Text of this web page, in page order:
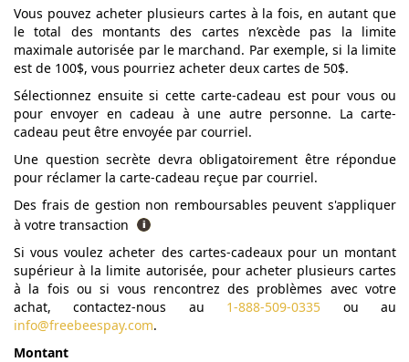
Vous pouvez acheter plusieurs cartes à la fois, en autant que
le total des montants des cartes n’excède pas la limite
maximale autorisée par le marchand. Par exemple, si la limite
est de 100$, vous pourriez acheter deux cartes de 50$.
Sélectionnez ensuite si cette carte-cadeau est pour vous ou
pour envoyer en cadeau à une autre personne. La carte-
cadeau peut être envoyée par courriel.
Une question secrète devra obligatoirement être répondue
pour réclamer la carte-cadeau reçue par courriel.
Des frais de gestion non remboursables peuvent s'appliquer
à votre transaction
Si vous voulez acheter des cartes-cadeaux pour un montant
supérieur à la limite autorisée, pour acheter plusieurs cartes
à la fois ou si vous rencontrez des problèmes avec votre
achat, contactez-nous au 1-888-509-0335 ou au
info@freebeespay.com.
Montant